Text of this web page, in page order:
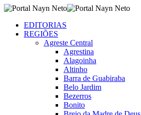
EDITORIAS
REGIÕES
Agreste Central
Agrestina
Alagoinha
Altinho
Barra de Guabiraba
Belo Jardim
Bezerros
Bonito